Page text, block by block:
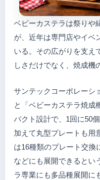
ベビーカステラは祭りや
が、近年は専門店やイベ
いる。その広がりを支え
しさだけでなく、焼成機
サンテックコーポレーシ
と「ベビーカステラ焼成
パクト設計で、1回に50
加えて丸型プレートも用
は16種類のプレート交換
などにも展開できるとい
ラ専業にも多品種展開に